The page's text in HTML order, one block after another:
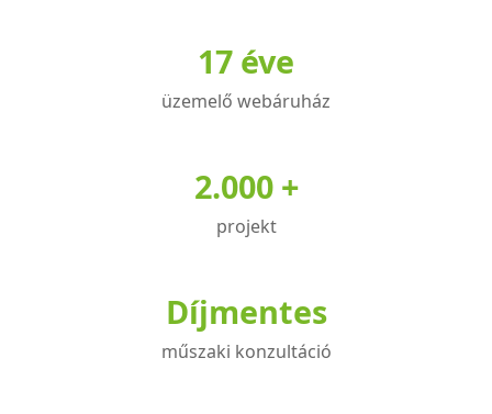
termékoldalon
ki
17 éve
üzemelő webáruház
2.000 +
projekt
Díjmentes
műszaki konzultáció